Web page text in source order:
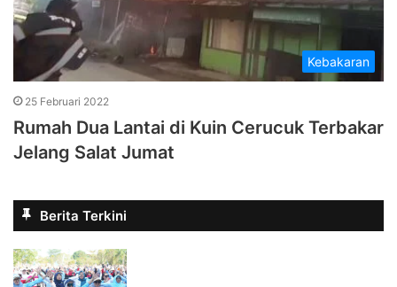
Kebakaran
25 Februari 2022
Rumah Dua Lantai di Kuin Cerucuk Terbakar
Jelang Salat Jumat
Berita Terkini